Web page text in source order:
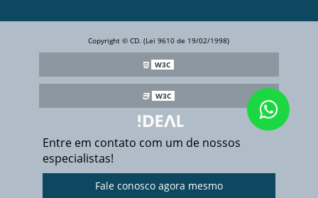
Entre em contato com um de nossos
especialistas!
Fale conosco agora mesmo
Copyright © CD. (Lei 9610 de 19/02/1998)
W3C
W3C